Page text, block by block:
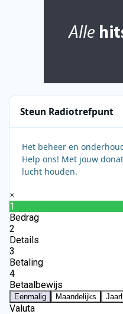
Steun Radiotrefpunt
Het beheer en
Help ons! Met jouw
lucht houden.